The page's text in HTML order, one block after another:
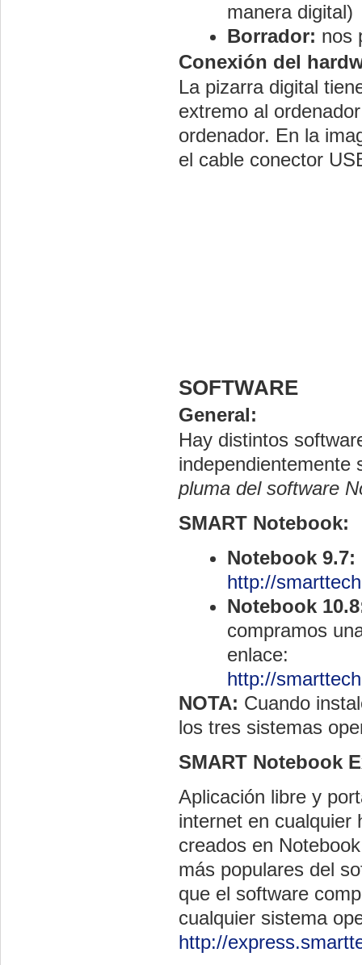
manera digital)
Borrador: nos
Conexión del
La pizarra digital
extremo al
ordenador. En la
el cable conector
SOFTWARE
General:
Hay distintos
pluma del software
SMART Notebook:
Notebook 9.7:
http://
Notebook
compramos
enlace:
http://
NOTA: Cuando
los tres sistemas
SMART Notebook
Aplicación libre y
internet en cualquier
creados en
más populares del
que el software
cualquier sistema
http://